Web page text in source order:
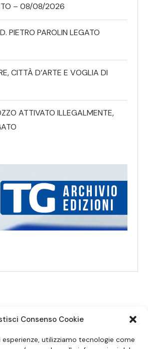
Consenso Cookie
esperienze, utilizziamo tecnologie come
– 08/08/2026
PIETRO PAROLIN LEGATO
CITTÀ D’ARTE E VOGLIA DI
ATTIVATO ILLEGALMENTE,
SEGUICI SUI SOCIAL